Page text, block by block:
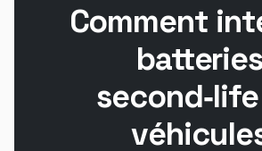
Comment
batteries